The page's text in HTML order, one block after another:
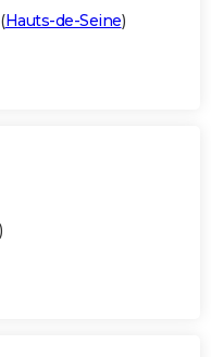
Hauts-de-Seine)
)